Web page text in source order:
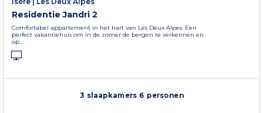
Residentie Jandri 2
Comfortabel appartement in het hart van Les Deux Alpes. Een
perfect vakantiehuis om in de zomer de bergen te verkennen en
op...
3 slaapkamers 6 personen